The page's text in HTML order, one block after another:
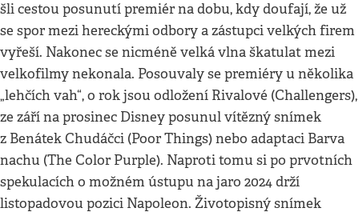
šli cestou posunutí premiér na dobu, kdy doufají, že už
se spor mezi hereckými odbory a zástupci velkých firem
vyřeší. Nakonec se nicméně velká vlna škatulat mezi
velkofilmy nekonala. Posouvaly se premiéry u několika
„lehčích vah“, o rok jsou odložení Rivalové (Challengers),
ze září na prosinec Disney posunul vítězný snímek
z Benátek Chudáčci (Poor Things) nebo adaptaci Barva
nachu (The Color Purple). Naproti tomu si po prvotních
spekulacích o možném ústupu na jaro 2024 drží
listopadovou pozici Napoleon. Životopisný snímek